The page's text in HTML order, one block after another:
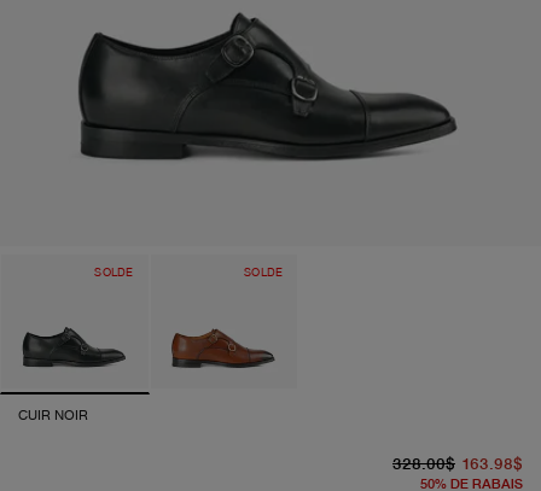
SOLDE SOLDE
CUIR NOIR
328.00$ 163.98$
50% DE RABAIS